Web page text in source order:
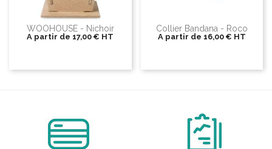
WOOHOUSE - Nichoir
A partir de 17,00 € HT
Collier Bandana - Roco
A partir de 16,00 € HT